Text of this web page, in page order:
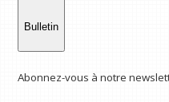
Bulletin
Abonnez-vous à notre